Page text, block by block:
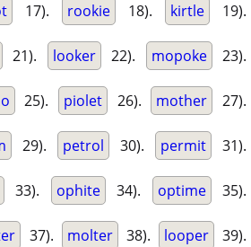
17). rookie 18). kirtle 19).
21). looker 22). mopoke 23).
25). piolet 26). mother 27).
29). petrol 30). permit 31).
33). ophite 34). optime 35).
37). molter 38). looper 39).